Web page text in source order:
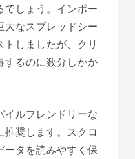
しょう。インポー
大なスプレッドシー
しましたが、クリ
するのに数分しかか
ルフレンドリーな
奨します。スクロ
ータを読みやすく保